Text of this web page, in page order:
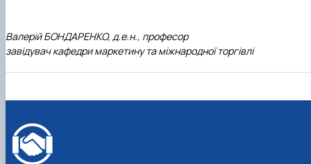
Валерій БОНДАРЕНКО, д.е.н., професор
завідувач кафедри маркетину та міжнародної торгівлі